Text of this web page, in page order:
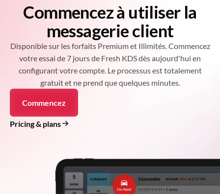
Commencez à utiliser la
messagerie client
Disponible sur les forfaits Premium et Illimités. Commencez
votre essai de 7 jours de Fresh KDS dès aujourd'hui en
configurant votre compte. Le processus est totalement
gratuit et ne prend que quelques minutes.
Commencez
Pricing & plans